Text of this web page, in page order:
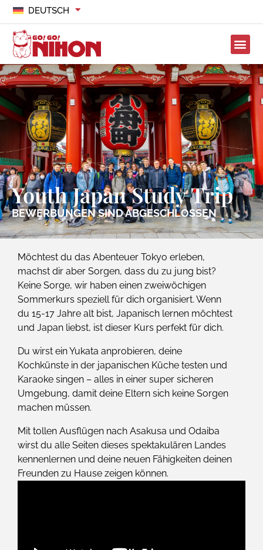
DEUTSCH
Youth Japan Study Trip
BEWERBUNGEN SIND ABGESCHLOSSEN
Möchtest du das Abenteuer Tokyo erleben,
machst dir aber Sorgen, dass du zu jung bist?
Keine Sorge, wir haben einen zweiwöchigen
Sommerkurs speziell für dich organisiert. Wenn
du 15-17 Jahre alt bist, Japanisch lernen möchtest
und Japan liebst, ist dieser Kurs perfekt für dich.
Du wirst ein Yukata anprobieren, deine
Kochkünste in der japanischen Küche testen und
Karaoke singen – alles in einer super sicheren
Umgebung, damit deine Eltern sich keine Sorgen
machen müssen.
Mit tollen Ausflügen nach Asakusa und Odaiba
wirst du alle Seiten dieses spektakulären Landes
kennenlernen und deine neuen Fähigkeiten deinen
Freunden zu Hause zeigen können.